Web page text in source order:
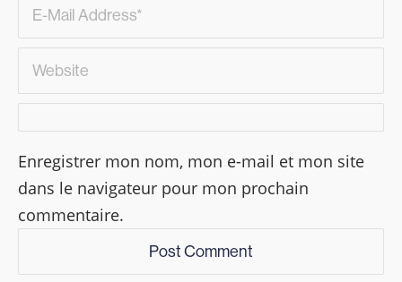
Enregistrer mon nom, mon e-mail et mon site
dans le navigateur pour mon prochain
commentaire.